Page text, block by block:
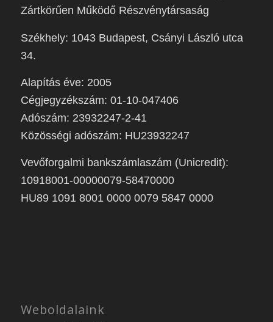
Zártkörűen Működő Részvénytársaság
Székhely: 1043 Budapest, Csányi László utca
34.
Alapítás éve: 2005
Cégjegyzékszám: 01-10-047406
Adószám: 23932247-2-41
Közösségi adószám: HU23932247
Vevőforgalmi bankszámlaszám (Unicredit):
10918001-00000079-58470000
HU89 1091 8001 0000 0079 5847 0000
Weboldalaink